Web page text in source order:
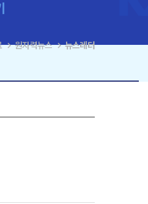
navigate_next원자력뉴스navigate_next뉴스레터